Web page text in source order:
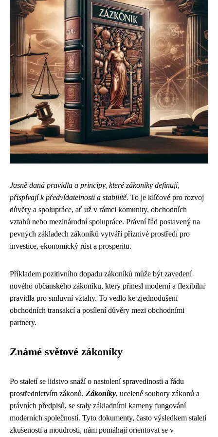
Jasně daná pravidla a principy, které zákoníky definují,
přispívají k předvídatelnosti a stabilitě. To je klíčové pro rozvoj
důvěry a spolupráce, ať už v rámci komunity, obchodních
vztahů nebo mezinárodní spolupráce. Právní řád postavený na
pevných základech zákoníků vytváří příznivé prostředí pro
investice, ekonomický růst a prosperitu.
Příkladem pozitivního dopadu zákoníků může být zavedení
nového občanského zákoníku, který přinesl moderní a flexibilní
pravidla pro smluvní vztahy. To vedlo ke zjednodušení
obchodních transakcí a posílení důvěry mezi obchodními
partnery.
Známé světové zákoníky
Po staletí se lidstvo snaží o nastolení spravedlnosti a řádu
prostřednictvím zákonů. Zákoníky, ucelené soubory zákonů a
právních předpisů, se staly základními kameny fungování
moderních společností. Tyto dokumenty, často výsledkem staletí
zkušeností a moudrosti, nám pomáhají orientovat se v